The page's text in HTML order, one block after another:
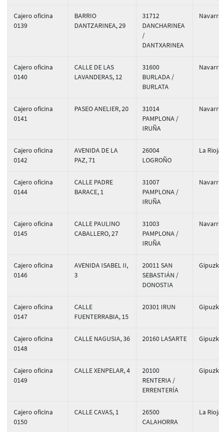
Cajero oficina
0139
BARRIO
DANTZARINEA, 29
31712
DANCHARINEA
/
DANTXARINEA
Cajero oficina
0140
CALLE DE LAS
LAVANDERAS, 12
31600
BURLADA /
BURLATA
Cajero oficina
0141
PASEO ANELIER, 20
31014
PAMPLONA /
IRUÑA
Cajero oficina
0142
AVENIDA DE LA
PAZ, 71
26004
LOGROÑO
La
Cajero oficina
0144
CALLE PADRE
BARACE, 1
31007
PAMPLONA /
IRUÑA
Cajero oficina
0145
CALLE PAULINO
CABALLERO, 27
31003
PAMPLONA /
IRUÑA
Cajero oficina
0146
AVENIDA ISABEL II,
3
20011 SAN
SEBASTIÁN /
DONOSTIA
Cajero oficina
0147
CALLE
FUENTERRABIA, 15
20301 IRUN
Cajero oficina
0148
CALLE NAGUSIA, 36 20160 LASARTE
Cajero oficina
0149
CALLE XENPELAR, 4
20100
RENTERIA /
ERRENTERÍA
Cajero oficina
0150
CALLE CAVAS, 1
26500
CALAHORRA
La